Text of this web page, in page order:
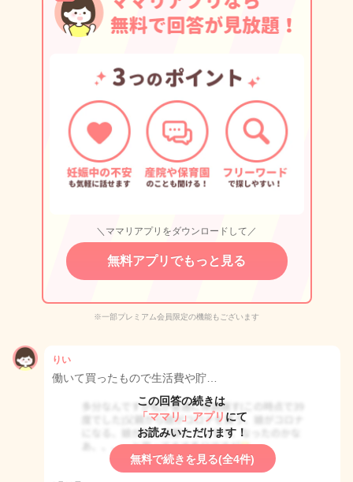
＼ママリアプリをダウンロードして／
無料アプリでもっと見る
※一部プレミアム会員限定の機能もございます
りい
働いて買ったもので生活費や貯…
この回答の続きは
「ママリ」アプリ にて
お読みいただけます！
無料で続きを見る(全4件)